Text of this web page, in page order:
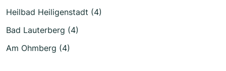
Heilbad Heiligenstadt (4)
Bad Lauterberg (4)
Am Ohmberg (4)